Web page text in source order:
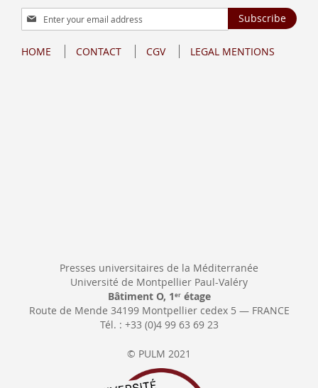
Sign
Up
Our
Subscribe
HOME CONTACT CGV LEGAL MENTIONS
Presses universitaires de la Méditerranée
Université de Montpellier Paul-Valéry
Bâtiment O, 1 erétage
Route de Mende 34199 Montpellier cedex 5 — FRANCE
Tél. : +33 (0)4 99 63 69 23
© PULM 2021